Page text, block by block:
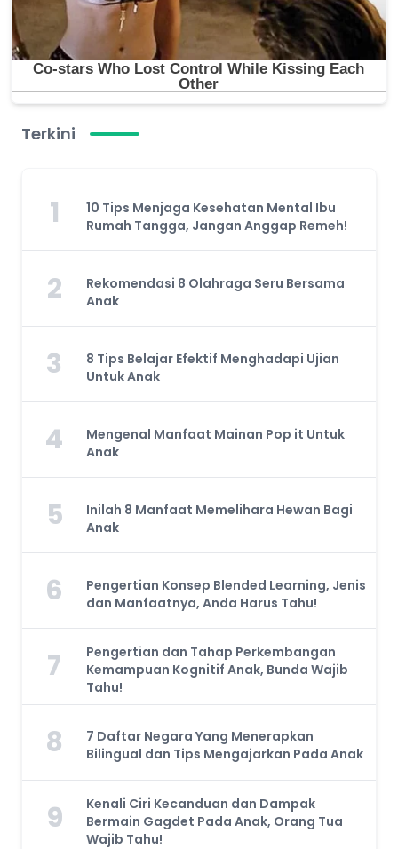
Terkini
1
10 Tips Menjaga Kesehatan Mental Ibu
Rumah Tangga, Jangan Anggap Remeh!
2
Rekomendasi 8 Olahraga Seru Bersama
Anak
3
8 Tips Belajar Efektif Menghadapi Ujian
Untuk Anak
4
Mengenal Manfaat Mainan Pop it Untuk
Anak
5
Inilah 8 Manfaat Memelihara Hewan Bagi
Anak
6
Pengertian Konsep Blended Learning, Jenis
dan Manfaatnya, Anda Harus Tahu!
7
Pengertian dan Tahap Perkembangan
Kemampuan Kognitif Anak, Bunda Wajib
Tahu!
8
7 Daftar Negara Yang Menerapkan
Bilingual dan Tips Mengajarkan Pada Anak
9
Kenali Ciri Kecanduan dan Dampak
Bermain Gagdet Pada Anak, Orang Tua
Wajib Tahu!